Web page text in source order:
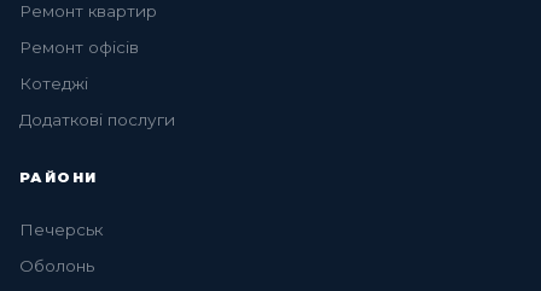
Ремонт квартир
Ремонт офісів
Котеджі
Додаткові послуги
РАЙОНИ
Печерськ
Оболонь